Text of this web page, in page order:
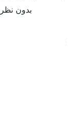
بدون نظر